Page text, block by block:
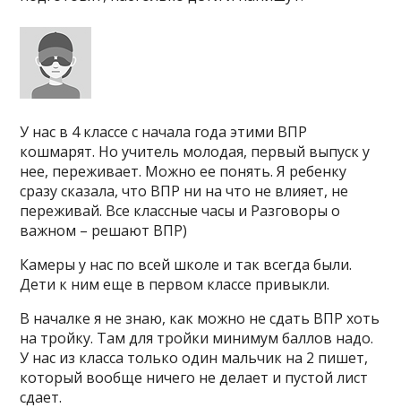
У нас в 4 классе с начала года этими ВПР
кошмарят. Но учитель молодая, первый выпуск у
нее, переживает. Можно ее понять. Я ребенку
сразу сказала, что ВПР ни на что не влияет, не
переживай. Все классные часы и Разговоры о
важном – решают ВПР)
Камеры у нас по всей школе и так всегда были.
Дети к ним еще в первом классе привыкли.
В началке я не знаю, как можно не сдать ВПР хоть
на тройку. Там для тройки минимум баллов надо.
У нас из класса только один мальчик на 2 пишет,
который вообще ничего не делает и пустой лист
сдает.